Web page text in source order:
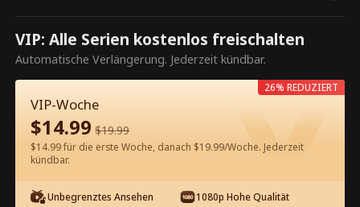
Dies ist eine kostenpflichtige
Episode. Bitte entsperren, um
weiterzusehen.
60
VIP: Alle Serien kostenlos freischalten
Automatische Verlängerung. Jederzeit kündbar.
VIP-Woche
$14.99 $19.99
$14.99 für die erste Woche, danach $19.99/Woche. Jederzeit
kündbar.
Unbegrenztes Ansehen 1080p Hohe Qualität
26% REDUZIERT